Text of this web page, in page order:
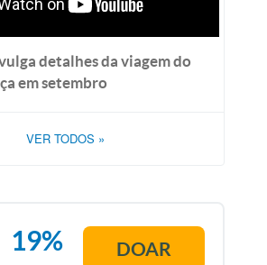
detalhes da viagem do
em setembro
VER TODOS »
19% DOAR